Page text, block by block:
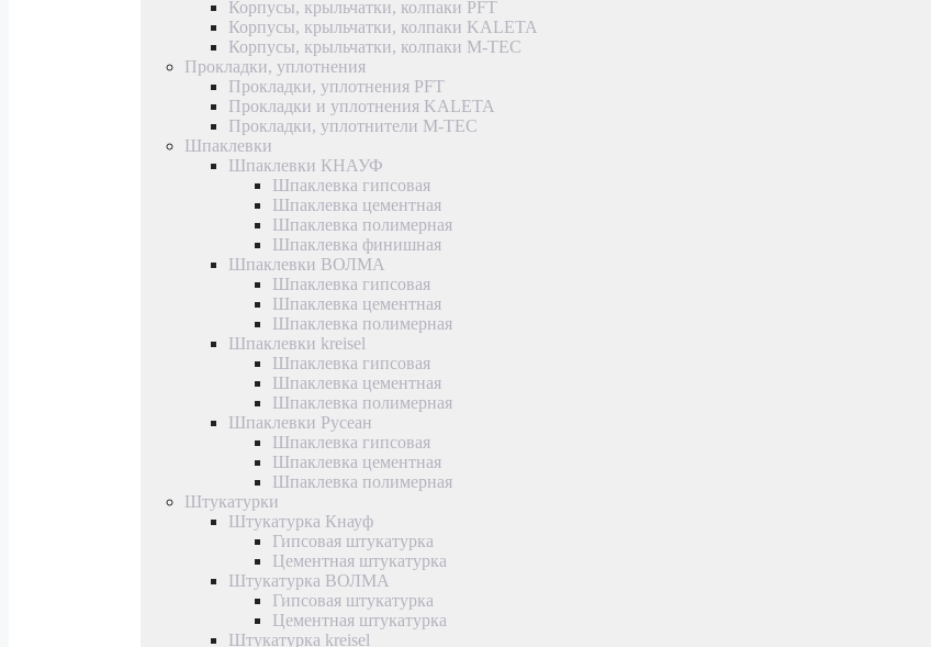
Корпусы, крыльчатки, колпаки PFT
Корпусы, крыльчатки, колпаки KALETA
Корпусы, крыльчатки, колпаки M-TEC
Прокладки, уплотнения
Прокладки, уплотнения PFT
Прокладки и уплотнения KALETA
Прокладки, уплотнители M-TEC
Шпаклевки
Шпаклевки КНАУФ
Шпаклевка гипсовая
Шпаклевка цементная
Шпаклевка полимерная
Шпаклевка финишная
Шпаклевки ВОЛМА
Шпаклевка гипсовая
Шпаклевка цементная
Шпаклевка полимерная
Шпаклевки kreisel
Шпаклевка гипсовая
Шпаклевка цементная
Шпаклевка полимерная
Шпаклевки Русеан
Шпаклевка гипсовая
Шпаклевка цементная
Шпаклевка полимерная
Штукатурки
Штукатурка Кнауф
Гипсовая штукатурка
Цементная штукатурка
Штукатурка ВОЛМА
Гипсовая штукатурка
Цементная штукатурка
Штукатурка kreisel